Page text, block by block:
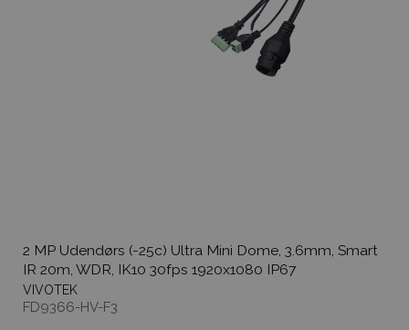
2 MP Udendørs (-25c) Ultra Mini Dome, 3.6mm, Smart
IR 20m, WDR, IK10 30fps 1920x1080 IP67
VIVOTEK
FD9366-HV-F3